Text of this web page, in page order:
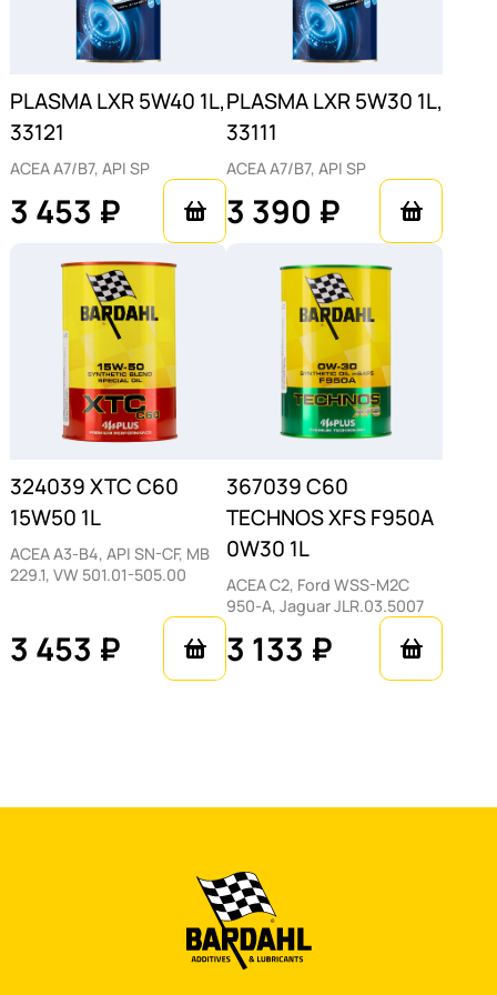
энергосберегающих масел.
PLASMA LXR 5W40 1L,
33121
ACEA A7/B7, API SP
3 453 ₽
PLASMA LXR 5W30 1L,
33111
ACEA A7/B7, API SP
3 390 ₽
324039 XTC C60
15W50 1L
ACEA A3-B4, API SN-CF, MB
229.1, VW 501.01-505.00
3 453 ₽
367039 C60
TECHNOS XFS F950A
0W30 1L
ACEA C2, Ford WSS-M2C
950-A, Jaguar JLR.03.5007
3 133 ₽